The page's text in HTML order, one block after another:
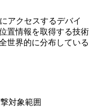
アクセスするデバイ
置情報を取得する技術
世界的に分布している
対象範囲